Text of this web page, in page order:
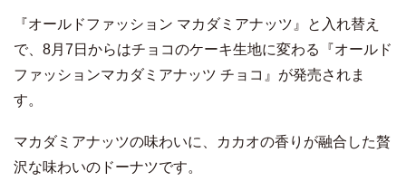
『オールドファッション マカダミアナッツ』と入れ替え
で、8月7日からはチョコのケーキ生地に変わる『オールド
ファッションマカダミアナッツ チョコ』が発売されま
す。
マカダミアナッツの味わいに、カカオの香りが融合した贅
沢な味わいのドーナツです。